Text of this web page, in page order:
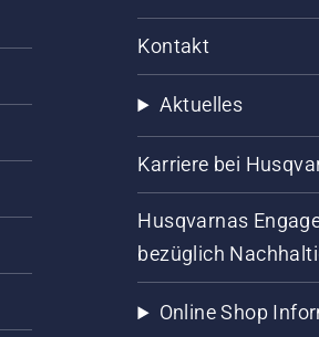
Kontakt
Aktuelles
Karriere bei
Husqvarnas
bezüglich
Online Shop